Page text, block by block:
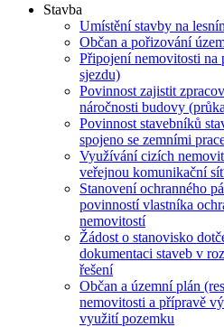
Stavba
Umístění stavby na
Občan a pořizování
Připojení nemovitosti
sjezdu)
Povinnost zajistit
náročnosti budovy
Povinnost stavebníků
spojeno se zemními
Využívání cizích
veřejnou komunikační
Stanovení ochranného
povinností vlastníka
nemovitostí
Žádost o stanovisko
dokumentaci staveb v
řešení
Občan a územní plán
nemovitosti a přípravě
využití pozemku